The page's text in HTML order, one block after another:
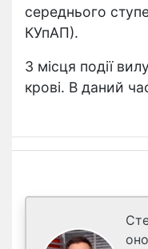
середнього
КУпАП).
З місця події
крові. В даний